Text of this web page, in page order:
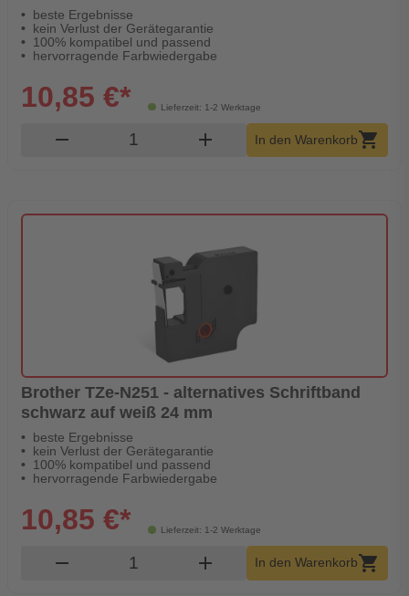
beste Ergebnisse
kein Verlust der Gerätegarantie
100% kompatibel und passend
hervorragende Farbwiedergabe
Lieferzeit: 1-2 Werktage
10,85 €*
remove Produkt Warenkorb Menge
add In den Warenkorbshopping_cart
Brother TZe-N251 - alternatives Schriftband
schwarz auf weiß 24 mm
beste Ergebnisse
kein Verlust der Gerätegarantie
100% kompatibel und passend
hervorragende Farbwiedergabe
Lieferzeit: 1-2 Werktage
10,85 €*
remove Produkt Warenkorb Menge
add In den Warenkorbshopping_cart